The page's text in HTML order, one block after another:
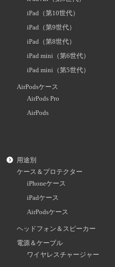
iPad（第10世代）
iPad（第9世代）
iPad（第8世代）
iPad mini（第6世代）
iPad mini（第5世代）
AirPodsケース
AirPods Pro
AirPods
用途別
ケース＆プロテクター
iPhoneケース
iPadケース
AirPodsケース
ヘッドフォン＆スピーカー
電源＆ケーブル
ワイヤレスチャージャー